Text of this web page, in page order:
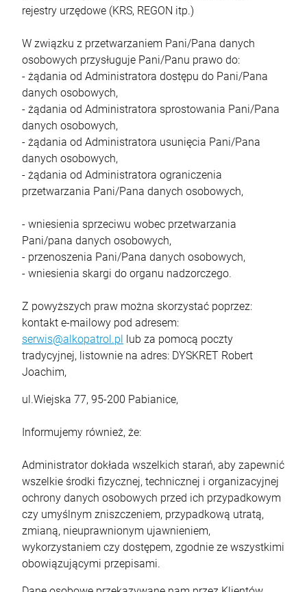
rejestry urzędowe (KRS, REGON itp.)
W związku z przetwarzaniem Pani/Pana danych
osobowych przysługuje Pani/Panu prawo do:
- żądania od Administratora dostępu do Pani/Pana
danych osobowych,
- żądania od Administratora sprostowania Pani/Pana
danych osobowych,
- żądania od Administratora usunięcia Pani/Pana
danych osobowych,
- żądania od Administratora ograniczenia
przetwarzania Pani/Pana danych osobowych,
- wniesienia sprzeciwu wobec przetwarzania
Pani/pana danych osobowych,
- przenoszenia Pani/Pana danych osobowych,
- wniesienia skargi do organu nadzorczego.
Z powyższych praw można skorzystać poprzez:
kontakt e-mailowy pod adresem:
serwis@alkopatrol.pl
lub za pomocą poczty
tradycyjnej, listownie na adres: DYSKRET Robert
Joachim,
ul.Wiejska 77, 95-200 Pabianice,
Informujemy również, że:
Administrator dokłada wszelkich starań, aby zapewnić
wszelkie środki fizycznej, technicznej i organizacyjnej
ochrony danych osobowych przed ich przypadkowym
czy umyślnym zniszczeniem, przypadkową utratą,
zmianą, nieuprawnionym ujawnieniem,
wykorzystaniem czy dostępem, zgodnie ze wszystkimi
obowiązującymi przepisami.